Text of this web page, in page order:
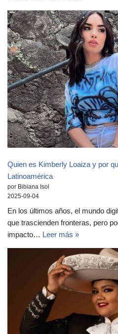
Quien es Kimberly Loaiza y por
Latinoamérica
por Bibiana Isol
2025-09-04
En los últimos años, el mundo
que trascienden fronteras, pero
impacto… Leer más »